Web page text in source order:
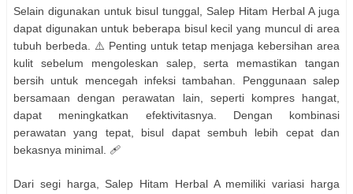
Selain digunakan untuk bisul tunggal, Salep Hitam Herbal A juga
dapat digunakan untuk beberapa bisul kecil yang muncul di area
tubuh berbeda. ⚠️ Penting untuk tetap menjaga kebersihan area
kulit sebelum mengoleskan salep, serta memastikan tangan
bersih untuk mencegah infeksi tambahan. Penggunaan salep
bersamaan dengan perawatan lain, seperti kompres hangat,
dapat meningkatkan efektivitasnya. Dengan kombinasi
perawatan yang tepat, bisul dapat sembuh lebih cepat dan
bekasnya minimal. 🩹
Dari segi harga, Salep Hitam Herbal A memiliki variasi harga